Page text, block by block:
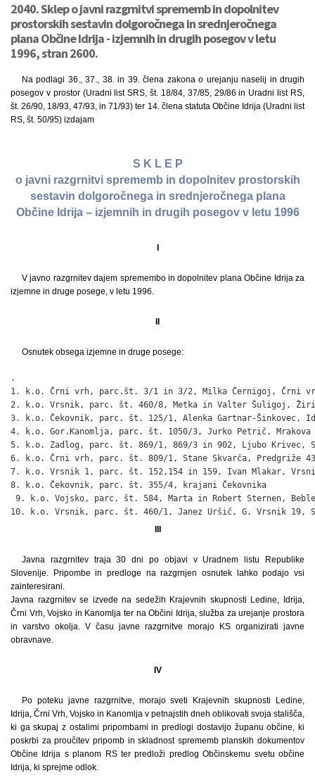
2040. Sklep o javni razgrnitvi sprememb in dopolnitev
prostorskih sestavin dolgoročnega in srednjeročnega
plana Občine Idrija - izjemnih in drugih posegov v letu
1996, stran 2600.
Na podlagi 36., 37., 38. in 39. člena zakona o urejanju naselij in drugih
posegov v prostor (Uradni list SRS, št. 18/84, 37/85, 29/86 in Uradni list RS,
št. 26/90, 18/93, 47/93, in 71/93) ter 14. člena statuta Občine Idrija (Uradni list
RS, št. 50/95) izdajam
S K L E P
o javni razgrnitvi sprememb in dopolnitev prostorskih
sestavin dolgoročnega in srednjeročnega plana
Občine Idrija – izjemnih in drugih posegov v letu 1996
I
V javno razgrnitev dajem spremembo in dopolnitev plana Občine Idrija za
izjemne in druge posege, v letu 1996.
II
Osnutek obsega izjemne in druge posege:
.
1. k.o. Črni vrh, parc.št. 3/1 in 3/2, Milka Černigoj,
2. k.o. Vrsnik, parc. št. 460/8, Metka in Valter
3. k.o. Čekovnik, parc. št. 125/1, Alenka Gartnar-
4. k.o. Gor.Kanomlja, parc. št. 1050/3, Jurko Petrič,
5. k.o. Zadlog, parc. št. 869/1, 869/3 in 902, Ljubo
6. k.o. Črni vrh, parc. št. 809/1, Stane Skvarča,
7. k.o. Vrsnik 1, parc. št. 152,154 in 159, Ivan
8. k.o. Čekovnik, parc. št. 355/4, krajani
9. k.o. Vojsko, parc. št. 584, Marta in Robert Sternen,
10. k.o. Vrsnik, parc. št. 460/1, Janez Uršič, G.
III
Javna razgrnitev traja 30 dni po objavi v Uradnem listu Republike
Slovenije. Pripombe in predloge na razgrnjen osnutek lahko podajo vsi
zainteresirani.
Javna razgrnitev se izvede na sedežih Krajevnih skupnosti Ledine, Idrija,
Črni Vrh, Vojsko in Kanomlja ter na Občini Idrija, služba za urejanje prostora
in varstvo okolja. V času javne razgrnitve morajo KS organizirati javne
obravnave.
IV
Po poteku javne razgrnitve, morajo sveti Krajevnih skupnosti Ledine,
Idrija, Črni Vrh, Vojsko in Kanomlja v petnajstih dneh oblikovati svoja stališča,
ki ga skupaj z ostalimi pripombami in predlogi dostavijo županu občine, ki
poskrbi za proučitev pripomb in skladnost sprememb planskih dokumentov
Občine Idrija s planom RS ter predloži predlog Občinskemu svetu občine
Idrija, ki sprejme odlok.